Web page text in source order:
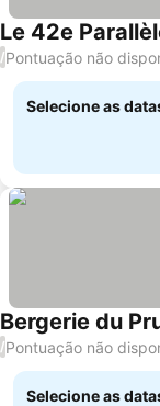
Le 42e
/Pontuação não
Selecione as
Bergerie du
/Pontuação não
Selecione as